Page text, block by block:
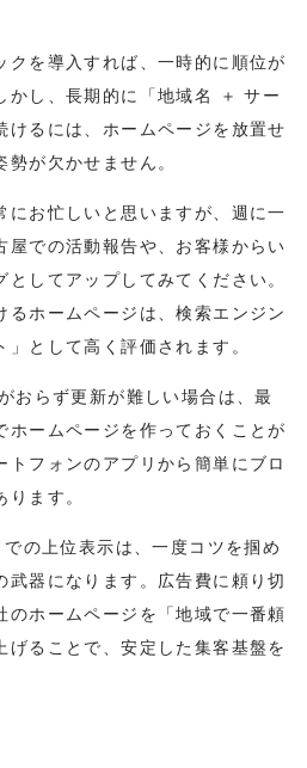
クを導入すれば、一時的に順位が
かし、長期的に「地域名 ＋ サー
けるには、ホームページを放置せ
が欠かせません。
にお忙しいと思いますが、週に一
屋での活動報告や、お客様からい
してアップしてみてください。
るホームページは、検索エンジン
として高く評価されます。
おらず更新が難しい場合は、最
ホームページを作っておくことが
トフォンのアプリから簡単にブロ
ます。
の上位表示は、一度コツを掴め
武器になります。広告費に頼り切
のホームページを「地域で一番頼
げることで、安定した集客基盤を